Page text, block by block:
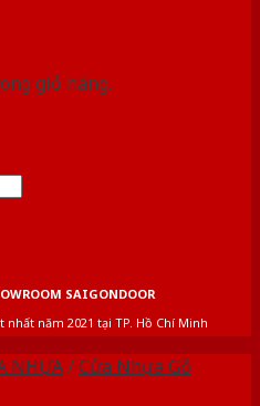
giỏ hàng.
SAIGONDOOR
năm 2021 tại TP. Hồ Chí Minh
NHỰA/Cửa Nhựa Gỗ